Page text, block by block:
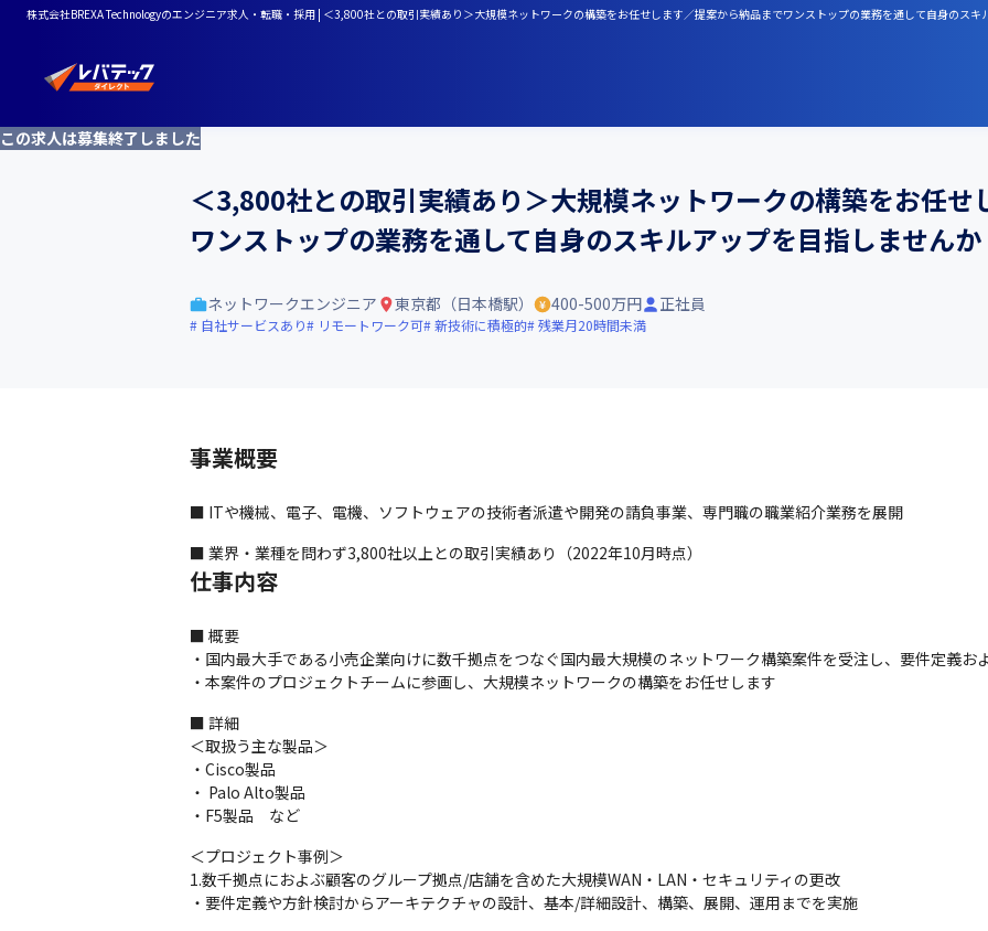
株式会社BREXA Technologyのエンジニア求人・転職・採用 | ＜3,800社との取引実績あり＞大規模ネットワークの構築をお任せします／提案から納品までワンストップの業務を通して自身のスキ
この求人は募集終了しました
＜3,800社との取引実績あり＞大規模ネットワークの構築をお任せ
ワンストップの業務を通して自身のスキルアップを目指しませんか
ネットワークエンジニア 東京都（日本橋駅） 400-500万円 正社員
自社サービスあり リモートワーク可 新技術に積極的 残業月20時間未満
事業概要
■ ITや機械、電子、電機、ソフトウェアの技術者派遣や開発の請負事業、専門職の職業紹介業務を展開
■ 業界・業種を問わず3,800社以上との取引実績あり（2022年10月時点）
仕事内容
■ 概要
・国内最大手である小売企業向けに数千拠点をつなぐ国内最大規模のネットワーク構築案件を受注し、要件定義
・本案件のプロジェクトチームに参画し、大規模ネットワークの構築をお任せします
■ 詳細
＜取扱う主な製品＞
・Cisco製品
・ Palo Alto製品
・F5製品　など
＜プロジェクト事例＞
1.数千拠点におよぶ顧客のグループ拠点/店舗を含めた大規模WAN・LAN・セキュリティの更改
・要件定義や方針検討からアーキテクチャの設計、基本/詳細設計、構築、展開、運用までを実施